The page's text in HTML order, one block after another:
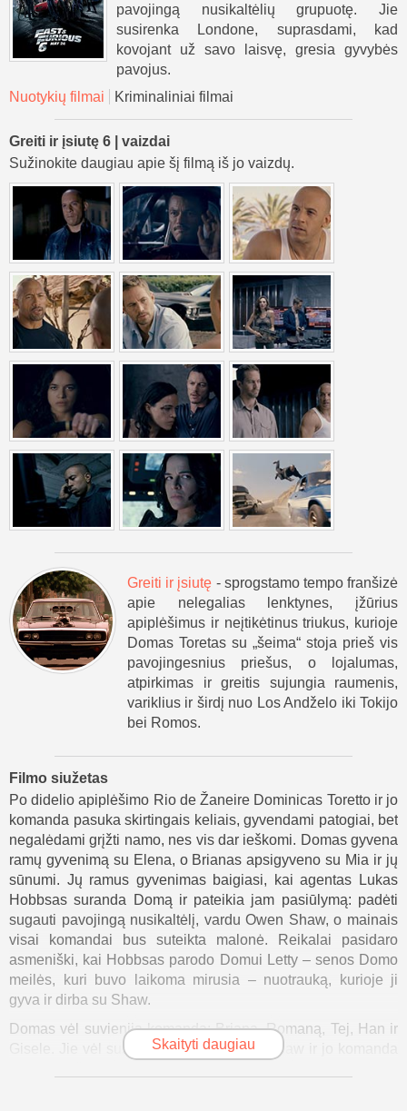
pavojingą nusikaltėlių grupuotę. Jie
susirenka Londone, suprasdami, kad
kovojant už savo laisvę, gresia gyvybės
pavojus.
Nuotykių filmai
Kriminaliniai filmai
Greiti ir įsiutę 6 | vaizdai
Sužinokite daugiau apie šį filmą iš jo vaizdų.
Greiti ir įsiutę - sprogstamo tempo franšizė
apie nelegalias lenktynes, įžūrius
apiplėšimus ir neįtikėtinus triukus, kurioje
Domas Toretas su „šeima“ stoja prieš vis
pavojingesnius priešus, o lojalumas,
atpirkimas ir greitis sujungia raumenis,
variklius ir širdį nuo Los Andželo iki Tokijo
bei Romos.
Filmo siužetas
Po didelio apiplėšimo Rio de Žaneire Dominicas Toretto ir jo
komanda pasuka skirtingais keliais, gyvendami patogiai, bet
negalėdami grįžti namo, nes vis dar ieškomi. Domas gyvena
ramų gyvenimą su Elena, o Brianas apsigyveno su Mia ir jų
sūnumi. Jų ramus gyvenimas baigiasi, kai agentas Lukas
Hobbsas suranda Domą ir pateikia jam pasiūlymą: padėti
sugauti pavojingą nusikaltėlį, vardu Owen Shaw, o mainais
visai komandai bus suteikta malonė. Reikalai pasidaro
asmeniški, kai Hobbsas parodo Domui Letty – senos Domo
meilės, kuri buvo laikoma mirusia – nuotrauką, kurioje ji
gyva ir dirba su Shaw.
Domas vėl suvienija komandą: Brianą, Romaną, Tej, Han ir
Gisele. Jie vėl susijungia Londone, kur Shaw ir jo komanda
Skaityti daugiau